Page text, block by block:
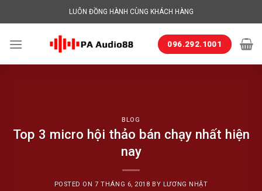
to
LUÔN ĐỒNG HÀNH CÙNG KHÁCH HÀNG
096.292.1001
BLOG
Top 3 micro hội thảo bán chạy nhất hiện
nay
POSTED ON7 THÁNG 6, 2018 BY LƯƠNG NHẬT